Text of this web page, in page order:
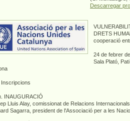
Descarregar
DRETS
cooperació
24 de febrer
Sala Plató,
Inscripcions
INAUGURACIÓ
Lluis Alay, comissionat de Relacions
Sagarra, president de l'Associació per a les